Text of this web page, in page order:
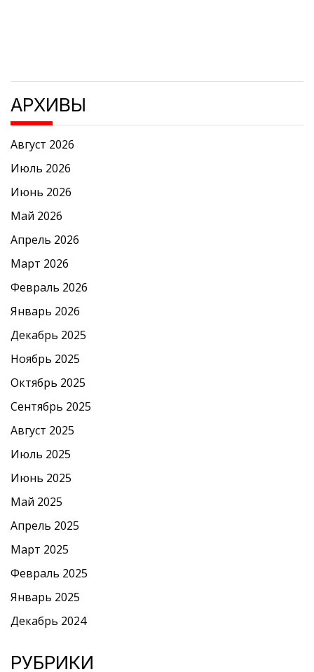
АРХИВЫ
Август 2026
Июль 2026
Июнь 2026
Май 2026
Апрель 2026
Март 2026
Февраль 2026
Январь 2026
Декабрь 2025
Ноябрь 2025
Октябрь 2025
Сентябрь 2025
Август 2025
Июль 2025
Июнь 2025
Май 2025
Апрель 2025
Март 2025
Февраль 2025
Январь 2025
Декабрь 2024
РУБРИКИ